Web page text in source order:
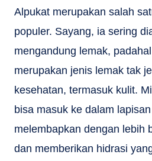
Alpukat merupakan salah
populer. Sayang, ia sering
mengandung lemak,
merupakan jenis lemak tak
kesehatan, termasuk kulit.
bisa masuk ke dalam
melembapkan dengan lebih
dan memberikan hidrasi